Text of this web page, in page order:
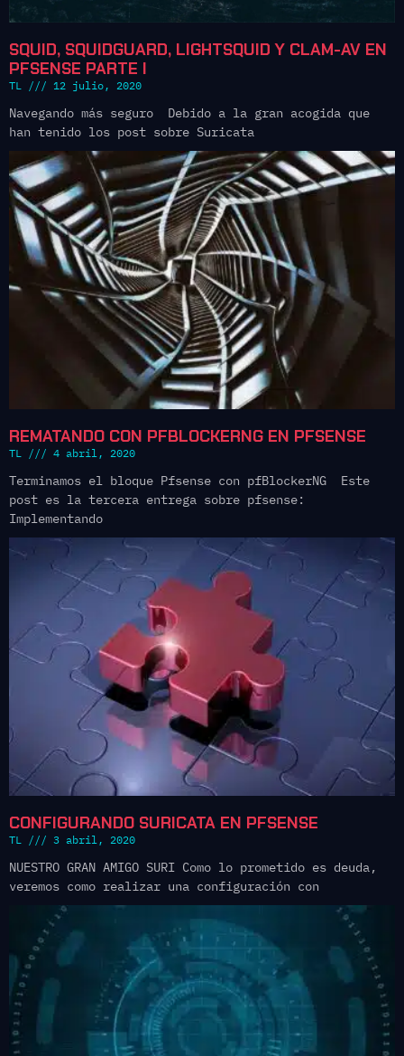
SQUID, SQUIDGUARD, LIGHTSQUID Y CLAM-AV EN
PFSENSE PARTE I
TL 12 julio, 2020
Navegando más seguro Debido a la gran acogida que
han tenido los post sobre Suricata
REMATANDO CON PFBLOCKERNG EN PFSENSE
TL 4 abril, 2020
Terminamos el bloque Pfsense con pfBlockerNG Este
post es la tercera entrega sobre pfsense:
Implementando
CONFIGURANDO SURICATA EN PFSENSE
TL 3 abril, 2020
NUESTRO GRAN AMIGO SURI Como lo prometido es deuda,
veremos como realizar una configuración con